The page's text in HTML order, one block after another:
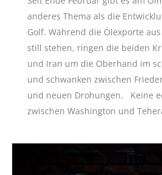
anderes Thema als die
Golf. Während die Ölexporte
still stehen, ringen die beiden
und Iran um die Oberhand im
und schwanken zwischen
und neuen Drohungen. Keine
zwischen Washington und